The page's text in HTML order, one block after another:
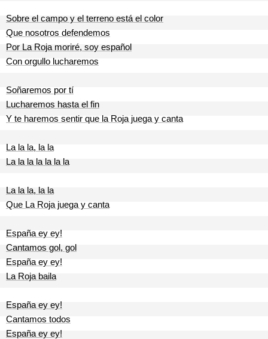
Sobre el campo y el terreno está el color
Que nosotros defendemos
Por La Roja moriré, soy español
Con orgullo lucharemos
Soñaremos por tí
Lucharemos hasta el fin
Y te haremos sentir que la Roja juega y canta
La la la, la la
La la la la la la la
La la la, la la
Que La Roja juega y canta
España ey ey!
Cantamos gol, gol
España ey ey!
La Roja baila
España ey ey!
Cantamos todos
España ey ey!